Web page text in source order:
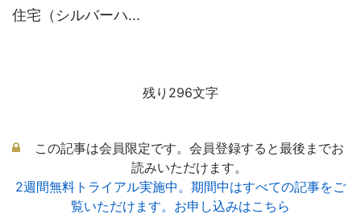
住宅（シルバーハ...
残り296文字
この記事は会員限定です。会員登録すると最後までお
読みいただけます。
2週間無料トライアル実施中。期間中はすべての記事をご
覧いただけます。お申し込みはこちら